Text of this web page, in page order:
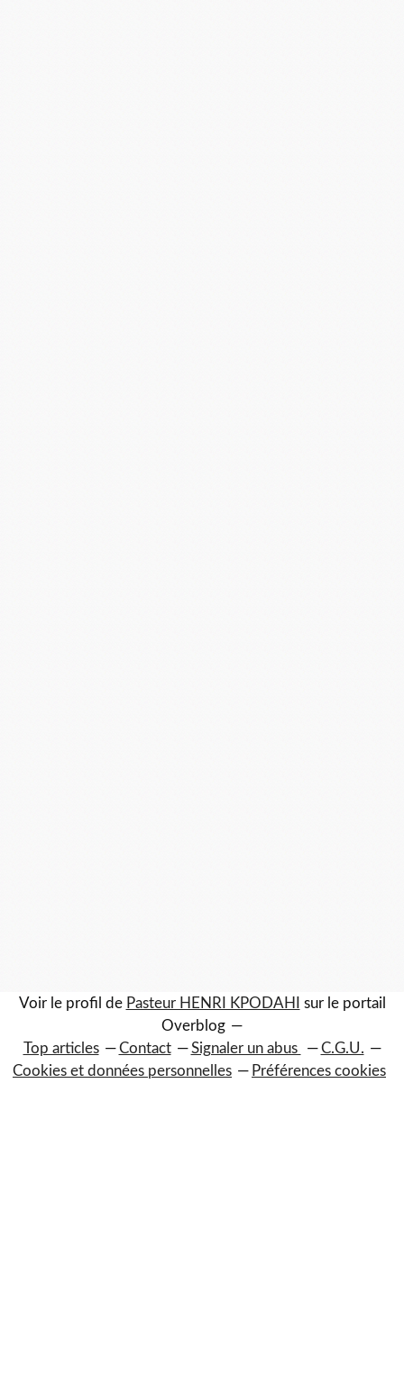
Voir le profil de Pasteur HENRI KPODAHI
sur le portail
Overblog
Top articles
Contact Signaler un abus
C.G.U.
Cookies et données personnelles
Préférences cookies